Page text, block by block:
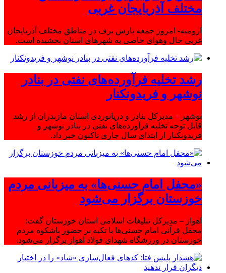
مختلف آذربایجان غربی
ارومیه- امروز جمعه بارش برف در مناطق مختلف آذربایجان
غربی حال وهوای خاصی به شهرهای استان بخشیده است.
رشد تخلیه فرآورده‌های نفتی در بنادر
نوشهر و فریدونکنار
نوشهر – مدیرکل بنادر و دریانوردی استان مازندران از رشد
قابل توجه تخلیه فرآورده‌های نفتی در بنادر نوشهر و
فریدونکنار از ابتدای سال جاری تاکنون خبر داد.
«محفل امام حسنی‌ها» به میزبانی مردم
خوزستان برگزار می‌شود
اهواز – مدیرکل تبلیغات اسلامی استان خوزستان گفت:
محفل قرآنی امام حسنی‌ها با تکیه بر حضور باشکوه مردم
خوزستان در ورزشگاه شهدای فولاد اهواز برگزار می‌شود.